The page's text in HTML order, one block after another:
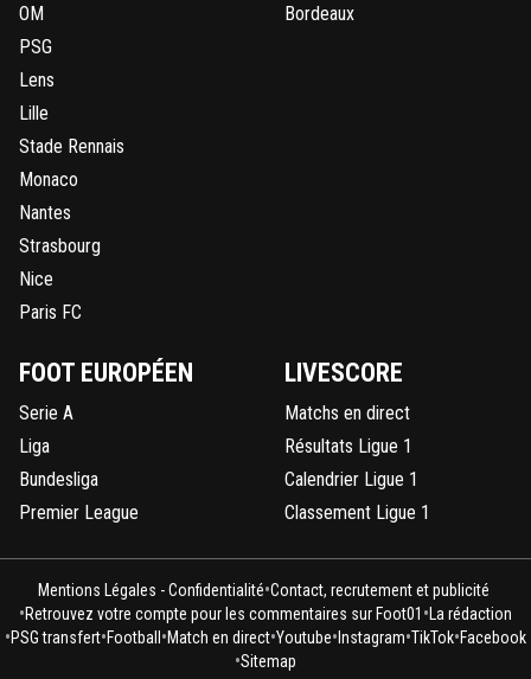
OM
PSG
Lens
Lille
Stade Rennais
Monaco
Nantes
Strasbourg
Nice
Paris FC
Bordeaux
FOOT EUROPÉEN
Serie A
Liga
Bundesliga
Premier League
LIVESCORE
Matchs en direct
Résultats Ligue 1
Calendrier Ligue 1
Classement Ligue 1
Mentions Légales - Confidentialité•Contact, recrutement et publicité
•Retrouvez votre compte pour les commentaires sur Foot01 •La rédaction
•PSG transfert•Football•Match en direct•Youtube•Instagram•TikTok•Facebook
•Sitemap